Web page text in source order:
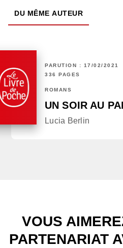
DU MÊME AUTEUR
PARUTION : 17/02/2021
336 PAGES
ROMANS
UN SOIR AU
Lucia Berlin
VOUS
PARTENARIAT